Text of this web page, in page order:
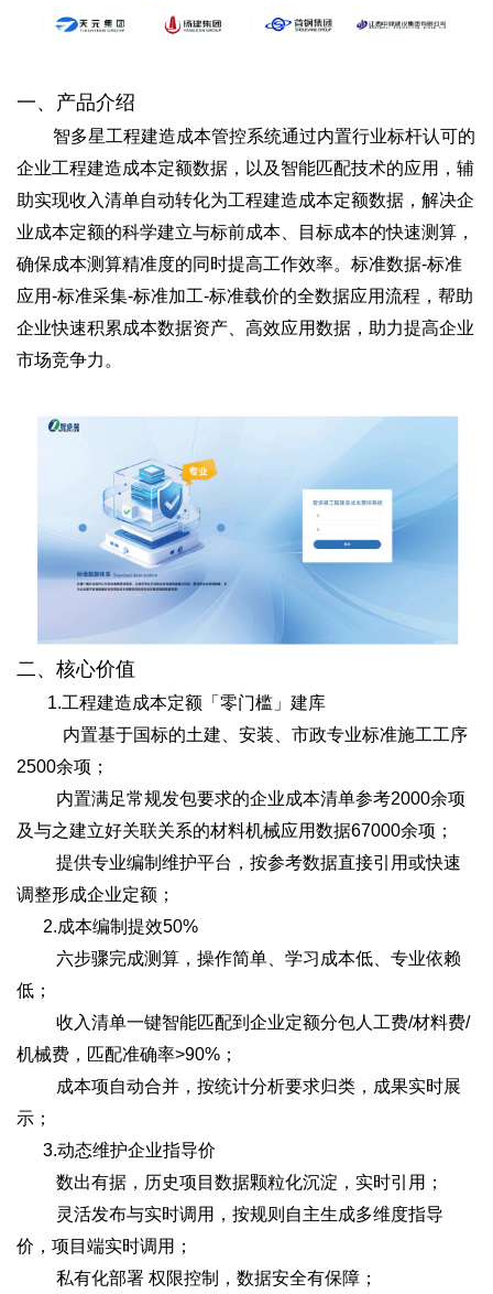
一、产品介绍
智多星工程建造成本管控系统通过内置行业标杆认可的
企业工程建造成本定额数据，以及智能匹配技术的应用，辅
助实现收入清单自动转化为工程建造成本定额数据，解决企
业成本定额的科学建立与标前成本、目标成本的快速测算，
确保成本测算精准度的同时提高工作效率。标准数据-标准
应用-标准采集-标准加工-标准载价的全数据应用流程，帮助
企业快速积累成本数据资产、高效应用数据，助力提高企业
市场竞争力。
二、核心价值
1.工程建造成本定额「零门槛」建库
内置基于国标的土建、安装、市政专业标准施工工序
2500余项；
内置满足常规发包要求的企业成本清单参考2000余项
及与之建立好关联关系的材料机械应用数据67000余项；
提供专业编制维护平台，按参考数据直接引用或快速
调整形成企业定额；
2.成本编制提效50%
六步骤完成测算，操作简单、学习成本低、专业依赖
低；
收入清单一键智能匹配到企业定额分包人工费/材料费/
机械费，匹配准确率>90%；
成本项自动合并，按统计分析要求归类，成果实时展
示；
3.动态维护企业指导价
数出有据，历史项目数据颗粒化沉淀，实时引用；
灵活发布与实时调用，按规则自主生成多维度指导
价，项目端实时调用；
私有化部署 权限控制，数据安全有保障；